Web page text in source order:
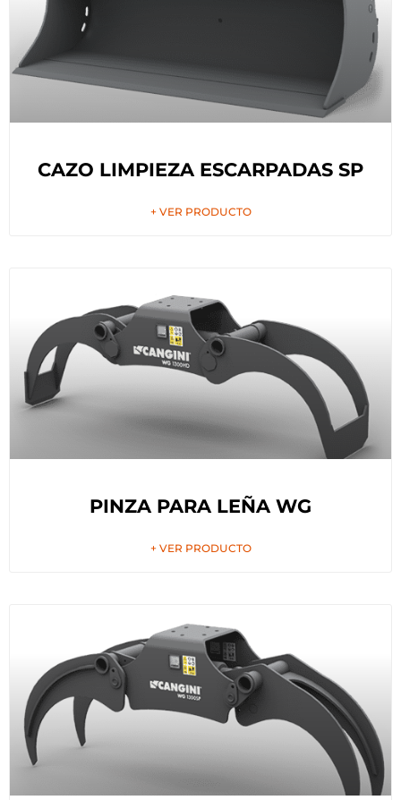
CAZO LIMPIEZA ESCARPADAS SP
+ VER PRODUCTO
PINZA PARA LEÑA WG
+ VER PRODUCTO